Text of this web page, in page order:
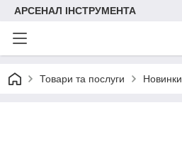
АРСЕНАЛ ІНСТРУМЕНТА
Товари та послуги Новинки